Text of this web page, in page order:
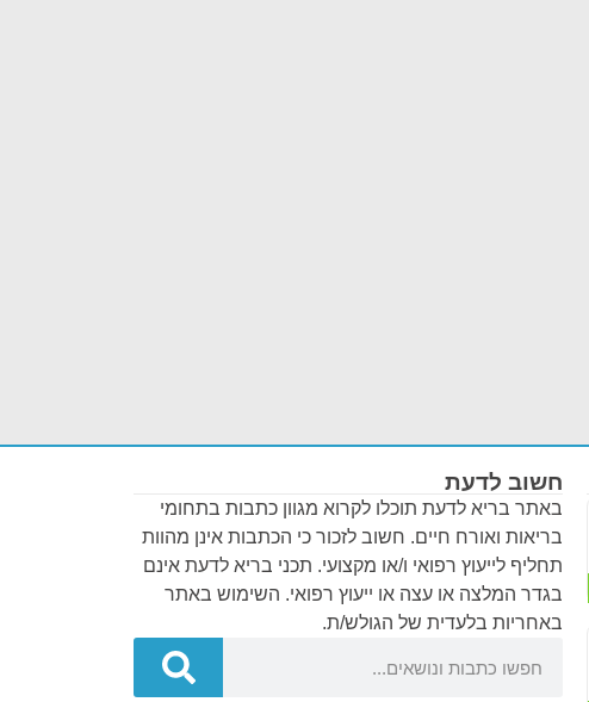
חשוב לדעת
באתר בריא לדעת תוכלו לקרוא מגוון כתבות בתחומי
בריאות ואורח חיים. חשוב לזכור כי הכתבות אינן מהוות
תחליף לייעוץ רפואי ו/או מקצועי. תכני בריא לדעת אינם
בגדר המלצה או עצה או ייעוץ רפואי. השימוש באתר
באחריות בלעדית של הגולש/ת.